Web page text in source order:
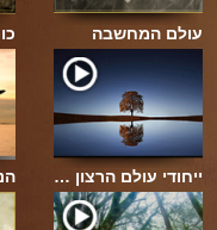
עולם המחשבה
ייחודי עולם הרצון …